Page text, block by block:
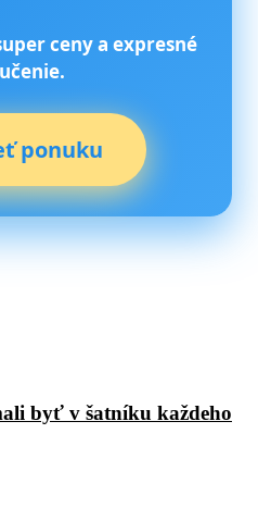
ceny a expresné
ponuku
byť v šatníku každeho